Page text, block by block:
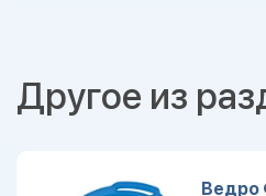
Другое из
Ведро